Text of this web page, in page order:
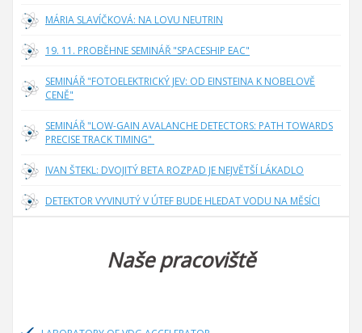
MÁRIA SLAVÍČKOVÁ: NA LOVU NEUTRIN
19. 11. PROBĚHNE SEMINÁŘ "SPACESHIP EAC"
SEMINÁŘ "FOTOELEKTRICKÝ JEV: OD EINSTEINA K NOBELOVĚ
CENĚ"
SEMINÁŘ "LOW-GAIN AVALANCHE DETECTORS: PATH TOWARDS
PRECISE TRACK TIMING"
IVAN ŠTEKL: DVOJITÝ BETA ROZPAD JE NEJVĚTŠÍ LÁKADLO
DETEKTOR VYVINUTÝ V ÚTEF BUDE HLEDAT VODU NA MĚSÍCI
Naše pracoviště